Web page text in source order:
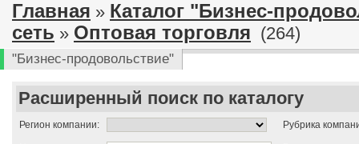
Главная » Каталог "Бизнес-
сеть » Оптовая торговля (264)
"Бизнес-продовольствие"
Расширенный поиск по каталогу
Регион компании: Рубрика